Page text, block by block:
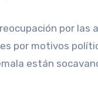
por las
por motivos
están